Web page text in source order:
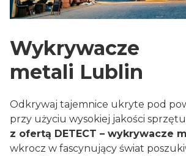
Wykrywacze
metali Lublin
Odkrywaj tajemnice ukryte pod
przy użyciu wysokiej jakości
z ofertą DETECT – wykrywacze
wkrocz w fascynujący świat